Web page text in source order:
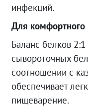
инфекций.
Для
Баланс белков
сывороточных
соотношении с
обеспечивает
пищеварение.